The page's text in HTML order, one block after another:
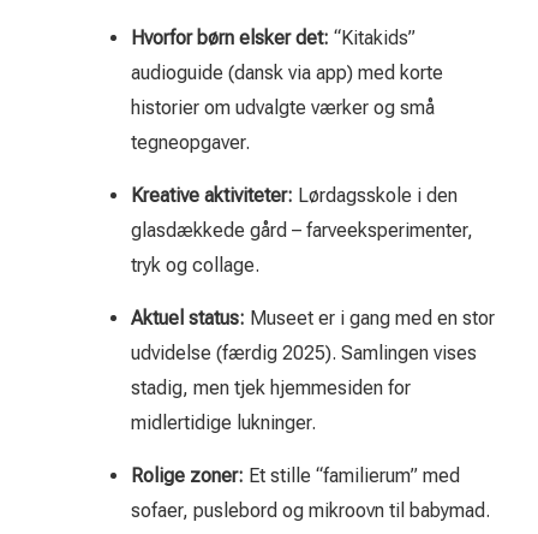
Hvorfor børn elsker det: “Kitakids”
audioguide (dansk via app) med korte
historier om udvalgte værker og små
tegneopgaver.
Kreative aktiviteter: Lørdagsskole i den
glasdækkede gård – farveeksperimenter,
tryk og collage.
Aktuel status: Museet er i gang med en stor
udvidelse (færdig 2025). Samlingen vises
stadig, men tjek hjemmesiden for
midlertidige lukninger.
Rolige zoner: Et stille “familierum” med
sofaer, puslebord og mikroovn til babymad.